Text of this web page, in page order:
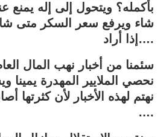
بأكمله؟ ويتحول إلى إله يمنع
شاء ويرفع سعر السكر متى
إذا أراد….
سئمنا من أخبار نهب المال
نحصي الملايير المهدرة يمينا
نهتم لهذه الأخبار لأن كثرتها
….